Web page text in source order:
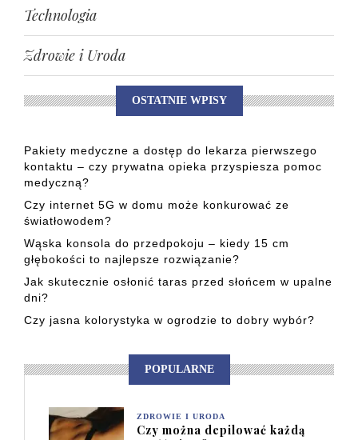
Technologia
Zdrowie i Uroda
OSTATNIE WPISY
Pakiety medyczne a dostęp do lekarza pierwszego
kontaktu – czy prywatna opieka przyspiesza pomoc
medyczną?
Czy internet 5G w domu może konkurować ze
światłowodem?
Wąska konsola do przedpokoju – kiedy 15 cm
głębokości to najlepsze rozwiązanie?
Jak skutecznie osłonić taras przed słońcem w upalne
dni?
Czy jasna kolorystyka w ogrodzie to dobry wybór?
POPULARNE
ZDROWIE I URODA
Czy można depilować każdą